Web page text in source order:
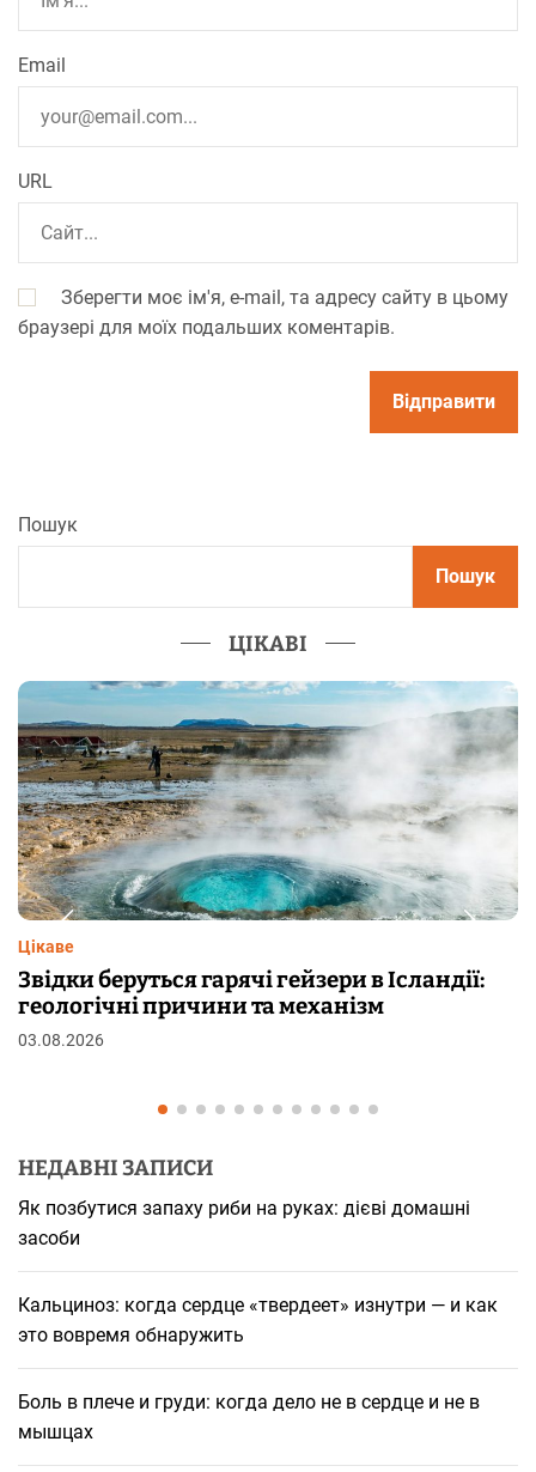
Email
URL
Зберегти моє ім'я, e-mail, та адресу сайту в цьому
браузері для моїх подальших коментарів.
Пошук
Пошук
ЦІКАВІ
Цікаве
Чому від переляку з’являються мурашки на
шкірі: фізіологія пілоерекції
29.07.2026
НЕДАВНІ ЗАПИСИ
Як позбутися запаху риби на руках: дієві домашні
засоби
Кальциноз: когда сердце «твердеет» изнутри — и как
это вовремя обнаружить
Боль в плече и груди: когда дело не в сердце и не в
мышцах